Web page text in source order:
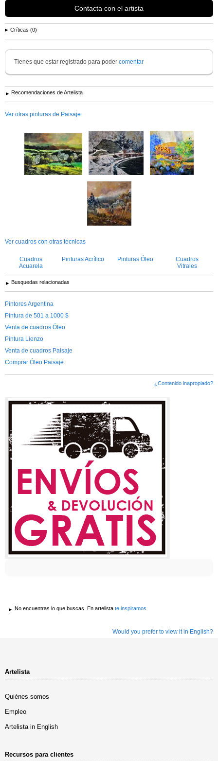
Contacta con el artista
Críticas (0)
Tienes que estar registrado para poder comentar
Recomendaciones de Artelista
Ver otras pinturas de Paisaje
Ver cuadros con otras técnicas
Cuadros
Acuarela
Pinturas Acrílico Pinturas Óleo
Cuadros
Vitrales
Busquedas relacionadas
Pintores Argentina
Pintura de 501 a 1000 $
Venta de cuadros Óleo
Pintura Lienzo
Venta de cuadros Paisaje
Comprar Óleo Paisaje
¿Contenido inapropiado?
No encuentras lo que buscas. En artelista te inspiramos
Would you prefer to view it in English?
Artelista
Quiénes somos
Empleo
Artelista in English
Recursos para clientes